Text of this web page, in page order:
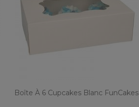
Boîte À 6 Cupcakes Blanc FunCakes